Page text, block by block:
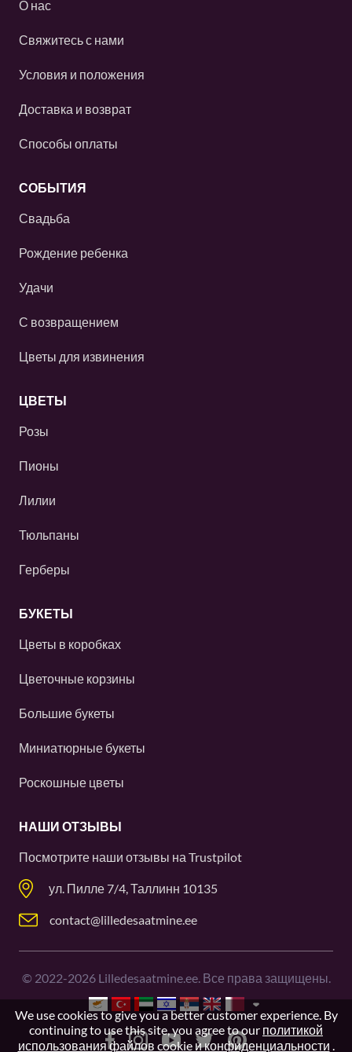
О нас
Свяжитесь с нами
Условия и положения
Доставка и возврат
Способы оплаты
СОБЫТИЯ
Свадьба
Рождение ребенка
Удачи
С возвращением
Цветы для извинения
ЦВЕТЫ
Розы
Пионы
Лилии
Тюльпаны
Герберы
БУКЕТЫ
Цветы в коробках
Цветочные корзины
Большие букеты
Миниатюрные букеты
Роскошные цветы
НАШИ ОТЗЫВЫ
Посмотрите наши отзывы на Trustpilot
ул. Пилле 7/4, Таллинн 10135
contact@lilledesaatmine.ee
© 2022-2026Lilledesaatmine.ee. Все права защищены.
We use cookies to give you a better customer experience. By
continuing to use this site, you agree to our политикой
использования файлов cookie и конфиденциальности .